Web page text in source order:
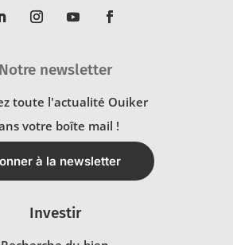
Notre newsletter
toute l'actualité Ouiker
votre boîte mail !
à la newsletter
Investir